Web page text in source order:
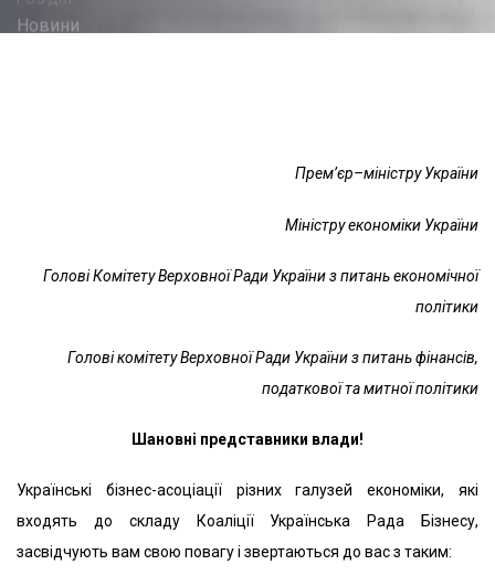
Новини
Прем’єр–міністру України
Міністру економіки України
Голові Комітету Верховної Ради України з питань економічної
політики
Голові комітету Верховної Ради Україниз питань фінансів,
податкової та митної політики
Шановні представники влади!
Українські бізнес-асоціації різних галузей економіки, які
входять до складу Коаліції Українська Рада Бізнесу,
засвідчують вам свою повагу і звертаються до вас з таким: